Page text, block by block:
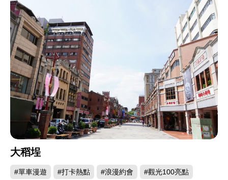
大稻埕
#單車漫遊 #打卡熱點 #浪漫約會 #觀光100亮點